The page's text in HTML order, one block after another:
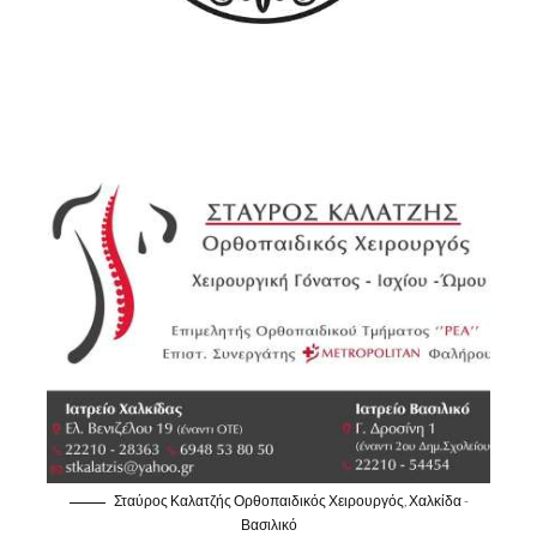
Σταύρος Καλατζής Ορθοπαιδικός Χειρουργός, Χαλκίδα -
Βασιλικό